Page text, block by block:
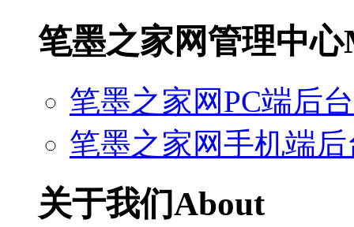
笔墨之家网管理中心
笔墨之家网PC端后台
笔墨之家网手机端后
关于我们About